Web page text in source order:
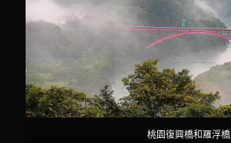
桃園復興橋和羅浮橋